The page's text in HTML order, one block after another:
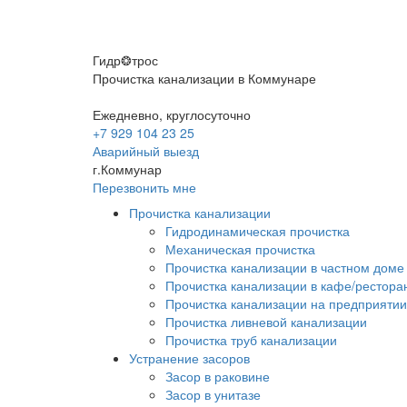
Гидр❂трос
Прочистка канализации в Коммунаре
Ежедневно, круглосуточно
+7 929 104 23 25
Аварийный выезд
г.Коммунар
Перезвонить мне
Прочистка канализации
Гидродинамическая прочистка
Механическая прочистка
Прочистка канализации в частном доме
Прочистка канализации в кафе/
Прочистка канализации на предприятии
Прочистка ливневой канализации
Прочистка труб канализации
Устранение засоров
Засор в раковине
Засор в унитазе